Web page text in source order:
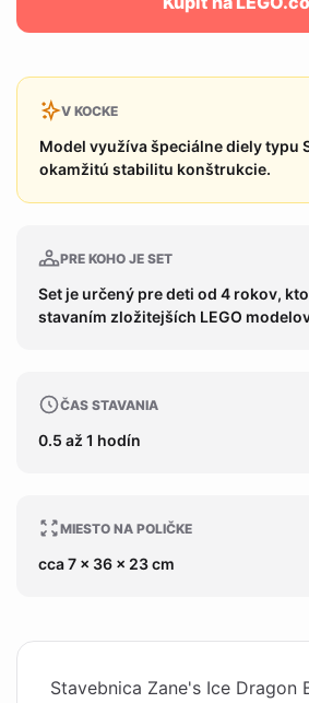
V KOCKE
Model využíva špeciálne diely typu
okamžitú stabilitu konštrukcie.
PRE KOHO JE SET
Set je určený pre deti od 4 rokov,
stavaním zložitejších LEGO
ČAS STAVANIA
0.5 až 1 hodín
MIESTO NA POLIČKE
cca 7 x 36 x 23 cm
Stavebnica Zane's Ice Dragon